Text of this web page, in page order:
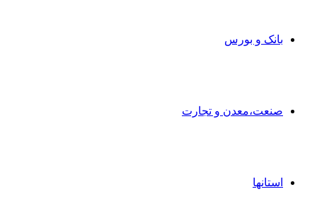
بانک و بورس
صنعت،معدن و تجارت
استانها